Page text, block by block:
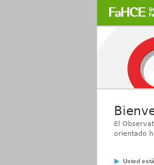
navegación
El
orientado
Usted